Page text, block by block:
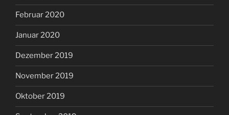
Februar 2020
Januar 2020
Dezember 2019
November 2019
Oktober 2019